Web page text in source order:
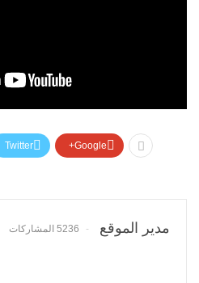
Twitter Google+
مدير الموقع 5236 المشاركات